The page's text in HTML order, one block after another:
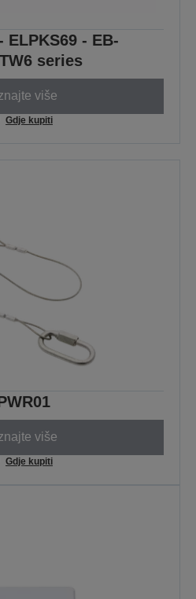
ELPKS69 - EB-
series
više
Gdje kupiti
više
Gdje kupiti